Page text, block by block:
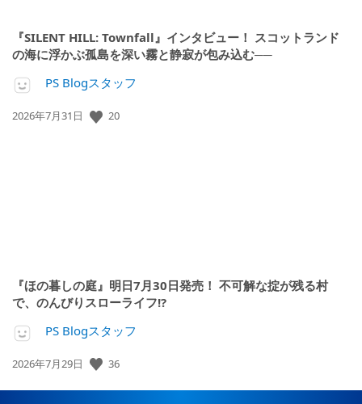
『SILENT HILL: Townfall』インタビュー！ スコットランド
の海に浮かぶ孤島を深い霧と静寂が包み込む──
PS Blogスタッフ
公
2026年7月31日 20
『ほの暮しの庭』明日7月30日発売！ 不可解な掟が残る村
で、のんびりスローライフ!?
PS Blogスタッフ
公
日:
2026年7月29日 36